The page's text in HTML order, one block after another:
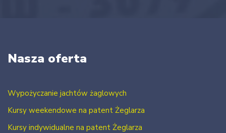
Nasza oferta
Wypożyczanie jachtów żaglowych
Kursy weekendowe na patent Żeglarza
Kursy indywidualne na patent Żeglarza